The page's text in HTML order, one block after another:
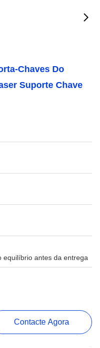
Chaves Do
Suporte Chave
equilíbrio antes da entrega
Contacte Agora